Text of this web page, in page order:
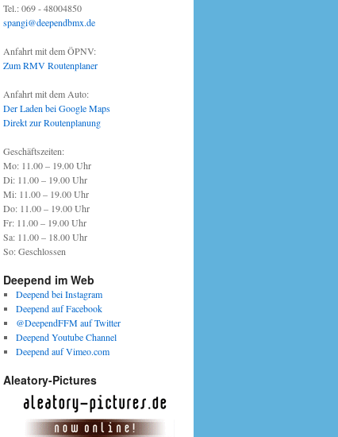
Tel.: 069 - 48004850
spangi@deependbmx.de
Anfahrt mit dem ÖPNV:
Zum RMV Routenplaner
Anfahrt mit dem Auto:
Der Laden bei Google Maps
Direkt zur Routenplanung
Geschäftszeiten:
Mo: 11.00 – 19.00 Uhr
Di: 11.00 – 19.00 Uhr
Mi: 11.00 – 19.00 Uhr
Do: 11.00 – 19.00 Uhr
Fr: 11.00 – 19.00 Uhr
Sa: 11.00 – 18.00 Uhr
So: Geschlossen
Deepend im Web
Deepend bei Instagram
Deepend auf Facebook
@DeependFFM auf Twitter
Deepend Youtube Channel
Deepend auf Vimeo.com
Aleatory-Pictures